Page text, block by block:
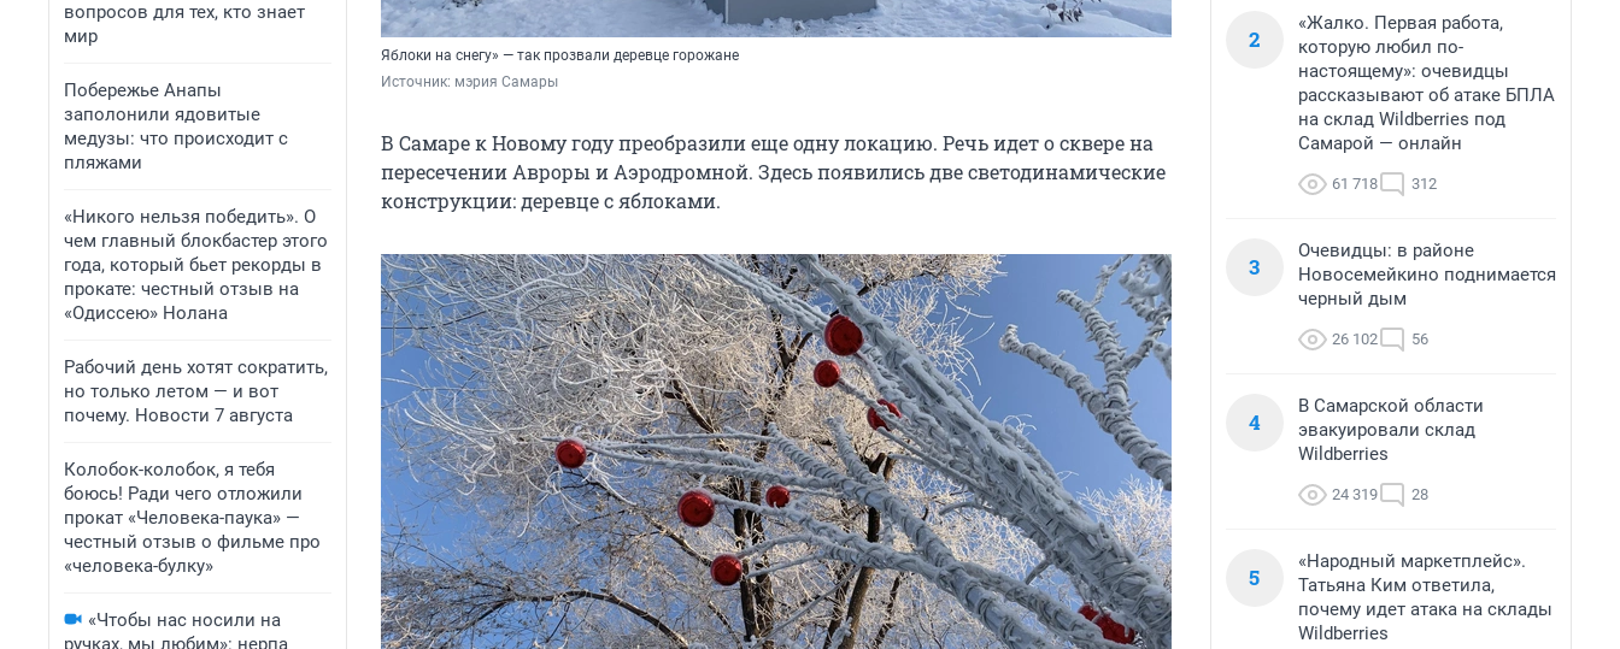
вопросов для тех, кто знает
мир
Побережье Анапы
заполонили ядовитые
медузы: что происходит с
пляжами
«Никого нельзя победить». О
чем главный блокбастер этого
года, который бьет рекорды в
прокате: честный отзыв на
«Одиссею» Нолана
Рабочий день хотят сократить,
но только летом — и вот
почему. Новости 7 августа
Колобок-колобок, я тебя
боюсь! Ради чего отложили
прокат «Человека-паука» —
честный отзыв о фильме про
«человека-булку»
«Чтобы нас носили на
ручках, мы любим»: нерпа
Яблоки на снегу» — так прозвали деревце горожане
Источник: мэрия Самары
В Самаре к Новому году преобразили еще одну локацию. Речь идет о сквере на
пересечении Авроры и Аэродромной. Здесь появились две светодинамические
конструкции: деревце с яблоками.
2
«Жалко. Первая работа,
которую любил по-
настоящему»: очевидцы
рассказывают об атаке БПЛА
на склад Wildberries под
Самарой — онлайн
61 718 312
3
Очевидцы: в районе
Новосемейкино поднимается
черный дым
26 102 56
4
В Самарской области
эвакуировали склад
Wildberries
24 319 28
5
«Народный маркетплейс».
Татьяна Ким ответила,
почему идет атака на склады
Wildberries